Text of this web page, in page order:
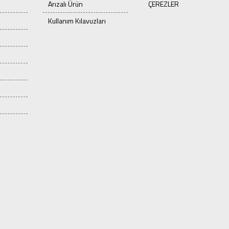
Arızalı Ürün
Kullanım Kılavuzları
ÇEREZLER